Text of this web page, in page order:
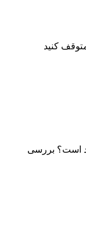
است؟ بررسی